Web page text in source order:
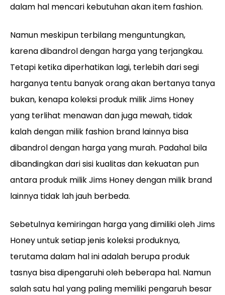
dalam hal mencari kebutuhan akan item fashion.
Namun meskipun terbilang menguntungkan,
karena dibandrol dengan harga yang terjangkau.
Tetapi ketika diperhatikan lagi, terlebih dari segi
harganya tentu banyak orang akan bertanya tanya
bukan, kenapa koleksi produk milik Jims Honey
yang terlihat menawan dan juga mewah, tidak
kalah dengan milik fashion brand lainnya bisa
dibandrol dengan harga yang murah. Padahal bila
dibandingkan dari sisi kualitas dan kekuatan pun
antara produk milik Jims Honey dengan milik brand
lainnya tidak lah jauh berbeda.
Sebetulnya kemiringan harga yang dimiliki oleh Jims
Honey untuk setiap jenis koleksi produknya,
terutama dalam hal ini adalah berupa produk
tasnya bisa dipengaruhi oleh beberapa hal. Namun
salah satu hal yang paling memiliki pengaruh besar